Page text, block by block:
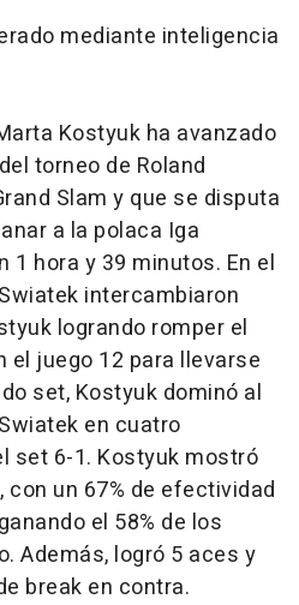
mediante inteligencia
Kostyuk ha avanzado
torneo de Roland
Slam y que se disputa
a la polaca Iga
1 hora y 39 minutos. En el
intercambiaron
logrando romper el
el juego 12 para llevarse
set, Kostyuk dominó al
en cuatro
set 6-1. Kostyuk mostró
un 67% de efectividad
el 58% de los
Además, logró 5 aces y
break en contra.